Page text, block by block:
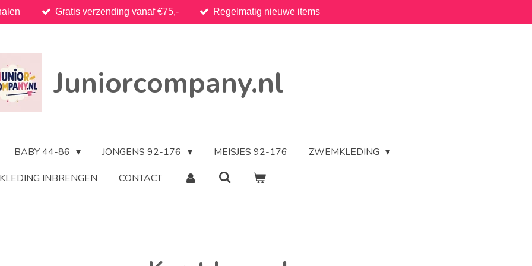
Gratis verzending vanaf €75,- Regelmatig nieuwe items
Juniorcompany.nl
BABY 44-86 JONGENS 92-176 MEISJES 92-176
ZWEMKLEDING
KLEDING INBRENGEN
CONTACT